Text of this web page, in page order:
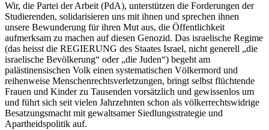
Wir, die Partei der Arbeit (PdA), unterstützen die Forderungen der
Studierenden, solidarisieren uns mit ihnen und sprechen ihnen
unsere Bewunderung für ihren Mut aus, die Öffentlichkeit
aufmerksam zu machen auf diesen Genozid. Das israelische Regime
(das heisst die REGIERUNG des Staates Israel, nicht generell „die
israelische Bevölkerung“ oder „die Juden“) begeht am
palästinensischen Volk einen systematischen Völkermord und
reihenweise Menschenrechtsverletzungen, bringt selbst flüchtende
Frauen und Kinder zu Tausenden vorsätzlich und gewissenlos um
und führt sich seit vielen Jahrzehnten schon als völkerrechtswidrige
Besatzungsmacht mit gewaltsamer Siedlungsstrategie und
Apartheidspolitik auf.